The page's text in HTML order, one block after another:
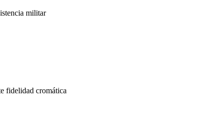
militar
fidelidad cromática